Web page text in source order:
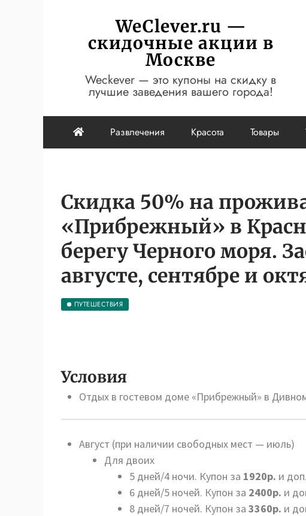
содержимому
WeClever.ru —
скидочные акции в
Москве
Weckever — это купоны на скидку в
лучшие заведения вашего города!
Развлечения Красота Товары
Скидка 50% на
«Прибрежный» в
берегу Черного моря.
августе, сентябре и
ПУТЕШЕСТВИЯ
Условия
Отдых в гостевом доме «Прибрежный» в
Август (при наличии свободных мест — июль)
Для двоих
5 дней/4 ночи. Купон за 1920р. и
6 дней/5 ночей. Купон за 2400р. и
8 дней/7 ночей. Купон за 3360р. и